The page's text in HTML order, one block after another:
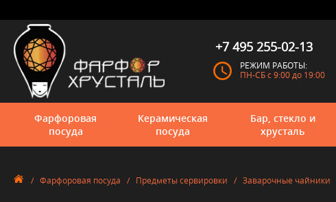
+7 495 255-02-13
РЕЖИМ РАБОТЫ:
ПН-СБ с 9:00 до 19:00
Фарфоровая
посуда
Керамическая
посуда
Бар, стекло и
хрусталь
/ Фарфоровая посуда / Предметы сервировки / Заварочные чайники